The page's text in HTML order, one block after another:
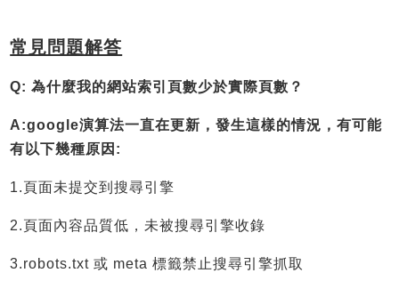
常見問題解答
Q: 為什麼我的網站索引頁數少於實際頁數？
A:google演算法一直在更新，發生這樣的情況，有可能
有以下幾種原因:
1.頁面未提交到搜尋引擎
2.頁面內容品質低，未被搜尋引擎收錄
3.robots.txt 或 meta 標籤禁止搜尋引擎抓取